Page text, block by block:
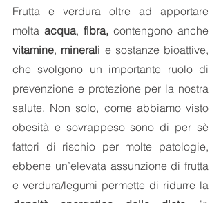
Frutta e verdura oltre ad apportare
molta acqua, fibra,
vitamine, minerali e sostanze bioattive,
che svolgono un importante ruolo di
prevenzione e protezione per la nostra
salute. Non solo, come abbiamo visto
obesità e sovrappeso sono di per sè
fattori di rischio per molte patologie,
ebbene un’elevata assunzione di frutta